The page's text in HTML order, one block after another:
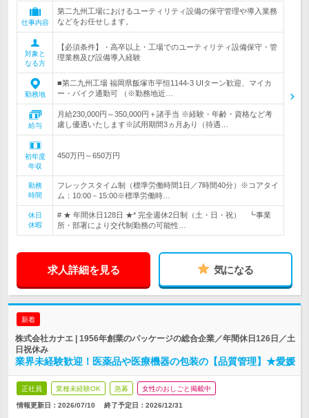
仕事内容
第二九州工場におけるユーティリティ設備の保守管理や導入業務
などをお任せします。
対象と
なる方
【必須条件】・高卒以上・工場でのユーティリティ設備保守・管
理業務及び設備導入経験
勤務地
■第二九州工場 福岡県飯塚市平恒1144-3 UIターン歓迎、マイカ
ー・バイク通勤可 （※勤務地近…
給与
月給230,000円～350,000円＋諸手当 ※経験・年齢・資格など考
慮し優遇いたします※試用期間3ヵ月あり（待遇…
初年度
年収
450万円～650万円
勤務
時間
フレックスタイム制（標準労働時間1日／7時間40分）※コアタイ
ム：10:00－15:00※標準労働時…
休日
休暇
# ★ 年間休日128日 ★* 完全週休2日制（土・日・祝） ┗事業
所・部署により交代制勤務の可能性…
求人詳細を見る 気になる
新着
株式会社カナエ | 1956年創業のパッケージの総合企業／年間休日126日／土
日祝休み
業界未経験歓迎！医薬品や医療機器の包装の【品質管理】★愛媛
正社員 業種未経験OK 急募 女性のおしごと掲載中
情報更新日：2026/07/10 終了予定日： 2026/12/31